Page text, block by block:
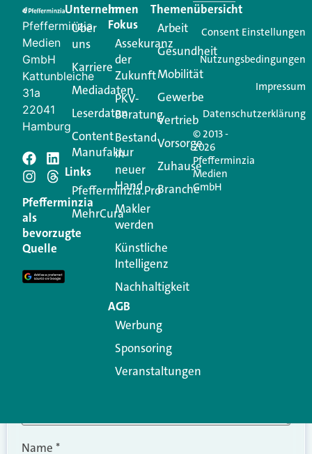
Creator für Ihre Kundenkommunikation. Alles, was
Ihren Vertriebsalltag leichter macht. Mit nur einem
Login.
Jetzt anmelden
Schreiben Sie einen
Kommentar
Ihre E-Mail-Adresse wird nicht veröffentlicht.
Erforderliche Felder sind mit
Kommentar
Name *
Pfefferminzia
Medien
GmbH
Kattunbleiche
31a
22041
Hamburg
Pfefferminzia
als
bevorzugte
Quelle
Unternehmen
Über
uns
Karriere
Mediadaten
Leserdaten
Content
Manufaktur
Links
Pfefferminzia.Pro
MehrCura
Im
Fokus
Assekuranz
der
Zukunft
PKV-
Beratung
Bestand
in
neuer
Hand
Makler
werden
Künstliche
Intelligenz
Nachhaltigkeit
AGB
Werbung
Sponsoring
Veranstaltungen
Themenübersicht
Arbeit
Gesundheit
Mobilität
Gewerbe
Vertrieb
Vorsorge
Zuhause
Branche
© 2013 -
2026
Pfefferminzia
Medien
GmbH
Consent Einstellungen
Nutzungsbedingungen
Impressum
Datenschutzerklärung